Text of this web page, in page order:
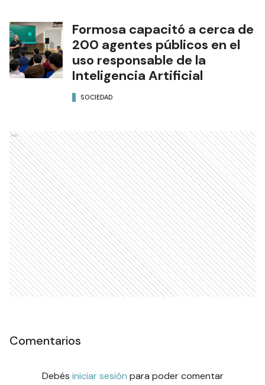
Formosa capacitó a cerca de
200 agentes públicos en el
uso responsable de la
Inteligencia Artificial
SOCIEDAD
Ads
Comentarios
Debés iniciar sesión para poder comentar